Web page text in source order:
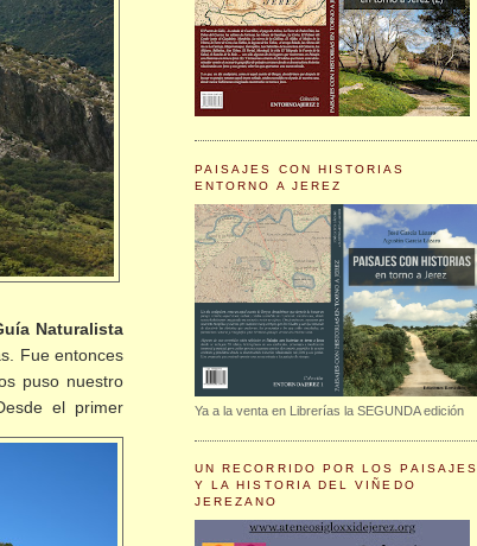
Naturalista
Fue entonces
puso nuestro
el primer
PAISAJES CON HISTORIAS
ENTORNO A JEREZ
Ya a la venta en Librerías la SEGUNDA edición
UN RECORRIDO POR LOS PAISAJES
Y LA HISTORIA DEL VIÑEDO
JEREZANO